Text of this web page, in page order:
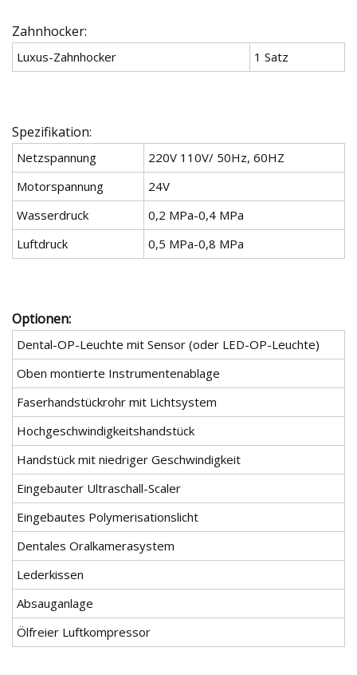
Zahnhocker:
Luxus-Zahnhocker 1 Satz
Spezifikation:
Netzspannung
220V 110V/ 50Hz, 60HZ
Motorspannung
24V
Wasserdruck
0,2 MPa-0,4 MPa
Luftdruck
0,5 MPa-0,8 MPa
Optionen:
Dental-OP-Leuchte mit Sensor (oder LED-OP-Leuchte)
Oben montierte Instrumentenablage
Faserhandstückrohr mit Lichtsystem
Hochgeschwindigkeitshandstück
Handstück mit niedriger Geschwindigkeit
Eingebauter Ultraschall-Scaler
Eingebautes Polymerisationslicht
Dentales Oralkamerasystem
Lederkissen
Absauganlage
Ölfreier Luftkompressor